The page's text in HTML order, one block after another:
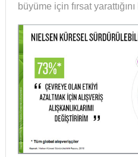
büyüme için fırsat